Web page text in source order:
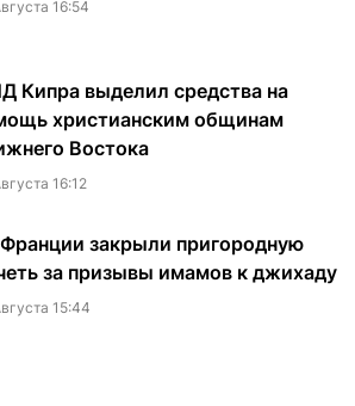
16:54
Кипра выделил средства на
христианским общинам
Востока
16:12
закрыли пригородную
за призывы имамов к джихаду
15:44